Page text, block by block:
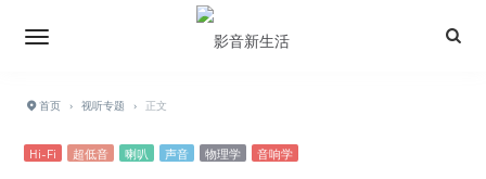
首页 › 视听专题 › 正文
Hi-Fi 超低音 喇叭 声音 物理学 音响学